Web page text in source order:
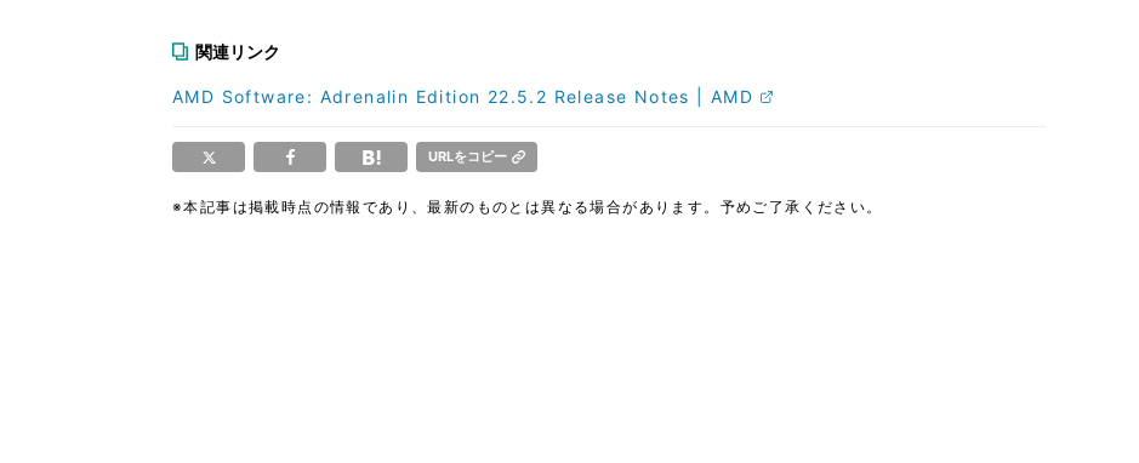
関連リンク
AMD Software: Adrenalin Edition 22.5.2 Release Notes | AMD
URLをコピー
※本記事は掲載時点の情報であり、最新のものとは異なる場合があります。予めご了承ください。